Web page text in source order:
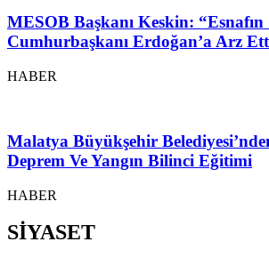
MESOB Başkanı Keskin: “Esnafın
Cumhurbaşkanı Erdoğan’a Arz
HABER
Malatya Büyükşehir
Deprem Ve Yangın Bilinci Eğitimi
HABER
SİYASET